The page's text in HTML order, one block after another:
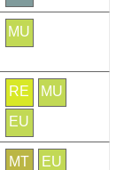
MU
RE
MU
EU
MT EU